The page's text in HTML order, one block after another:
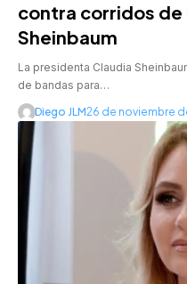
contra corridos de
Sheinbaum
La presidenta Claudia
de bandas para…
Diego JLM26 de noviembre